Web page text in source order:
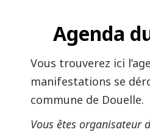
Agenda
Vous trouverez ici
manifestations se
commune de Douelle.
Vous êtes organisateur